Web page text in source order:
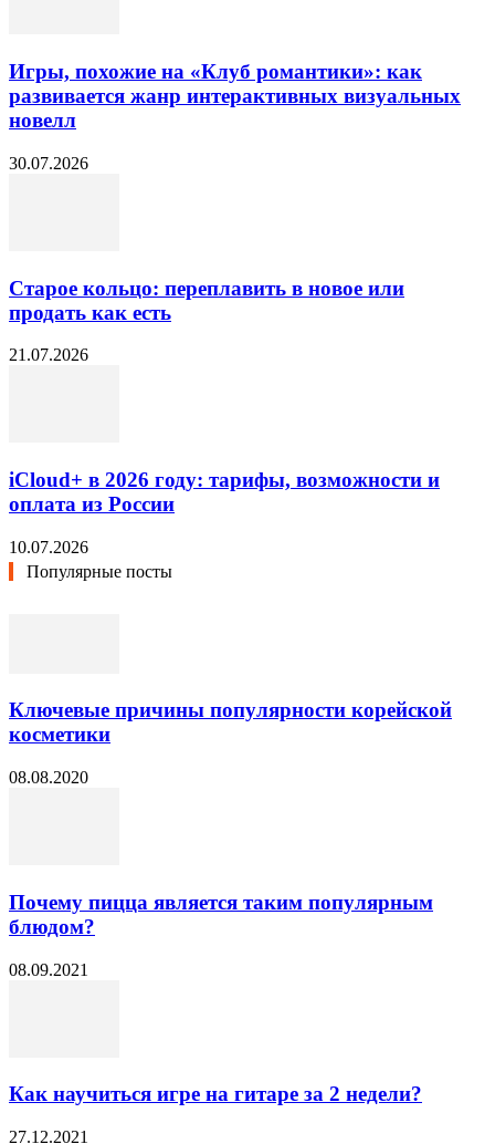
Игры, похожие на «Клуб романтики»: как
развивается жанр интерактивных визуальных
новелл
30.07.2026
Старое кольцо: переплавить в новое или
продать как есть
21.07.2026
iCloud+ в 2026 году: тарифы, возможности и
оплата из России
10.07.2026
Популярные посты
Ключевые причины популярности корейской
косметики
08.08.2020
Почему пицца является таким популярным
блюдом?
08.09.2021
Как научиться игре на гитаре за 2 недели?
27.12.2021